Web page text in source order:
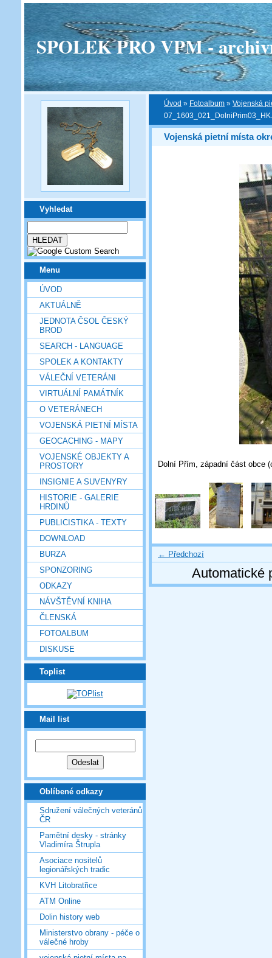
SPOLEK PRO VPM -
Vyhledat
Menu
ÚVOD
AKTUÁLNĚ
JEDNOTA ČSOL ČESKÝ
BROD
SEARCH - LANGUAGE
SPOLEK A KONTAKTY
VÁLEČNÍ VETERÁNI
VIRTUÁLNÍ PAMÁTNÍK
O VETERÁNECH
VOJENSKÁ PIETNÍ MÍSTA
GEOCACHING - MAPY
VOJENSKÉ OBJEKTY A
PROSTORY
INSIGNIE A SUVENYRY
HISTORIE - GALERIE
HRDINŮ
PUBLICISTIKA - TEXTY
DOWNLOAD
BURZA
SPONZORING
ODKAZY
NÁVŠTĚVNÍ KNIHA
ČLENSKÁ
FOTOALBUM
DISKUSE
Toplist
Mail list
Oblíbené odkazy
Sdružení válečných veteránů
ČR
Pamětní desky - stránky
Vladimíra Štrupla
Asociace nositelů
legionářských tradic
KVH Litobratřice
ATM Online
Dolin history web
Ministerstvo obrany - péče o
válečné hroby
Úvod » Fotoalbum » Vojenská
Vojenská pietní místa
Dolní Přím, západní část obce
← Předchozí
Automatické